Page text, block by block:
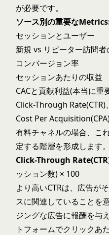
が必要です。
ソース別の重要な
セッションとユーザー
新規 vs リピーター訪問者
コンバージョン率
セッションあたりの収益
CACと貢献利益(本当に重
Click-Through Rate(CTR)
Cost Per
有料チャネルの場合、こ
定する階層を形成します。
Click-Through
ッション数) × 100
より高いCTRは、広告が
スに関連していることを
ジングな広告に報酬を与
トフォームでクリックあ